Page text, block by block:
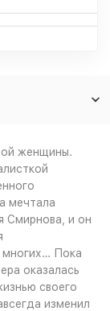
женщины.
мечтала
Смирнова, и он
Пока
оказалась
своего
изменил